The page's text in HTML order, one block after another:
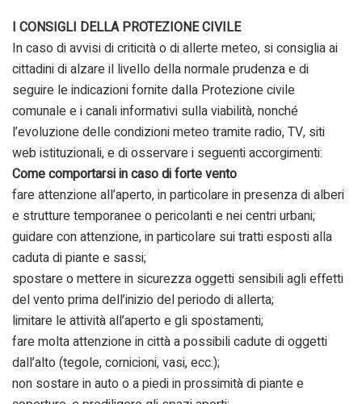
I CONSIGLI DELLA PROTEZIONE CIVILE
In caso di avvisi di criticità o di allerte meteo, si consiglia ai
cittadini di alzare il livello della normale prudenza e di
seguire le indicazioni fornite dalla Protezione civile
comunale e i canali informativi sulla viabilità, nonché
l’evoluzione delle condizioni meteo tramite radio, TV, siti
web istituzionali, e di osservare i seguenti accorgimenti:
Come comportarsi in caso di forte vento
fare attenzione all’aperto, in particolare in presenza di alberi
e strutture temporanee o pericolanti e nei centri urbani;
guidare con attenzione, in particolare sui tratti esposti alla
caduta di piante e sassi;
spostare o mettere in sicurezza oggetti sensibili agli effetti
del vento prima dell’inizio del periodo di allerta;
limitare le attività all’aperto e gli spostamenti;
fare molta attenzione in città a possibili cadute di oggetti
dall’alto (tegole, cornicioni, vasi, ecc.);
non sostare in auto o a piedi in prossimità di piante e